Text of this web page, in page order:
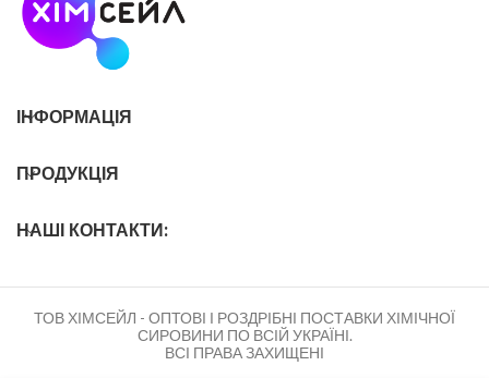
ІНФОРМАЦІЯ
ПРОДУКЦІЯ
НАШІ КОНТАКТИ:
ТОВ ХІМСЕЙЛ - ОПТОВІ І РОЗДРІБНІ ПОСТАВКИ ХІМІЧНОЇ
СИРОВИНИ ПО ВСІЙ УКРАЇНІ.
ВСІ ПРАВА ЗАХИЩЕНІ